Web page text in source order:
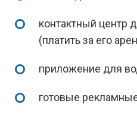
контактный центр
(платить за его
приложение для
готовые